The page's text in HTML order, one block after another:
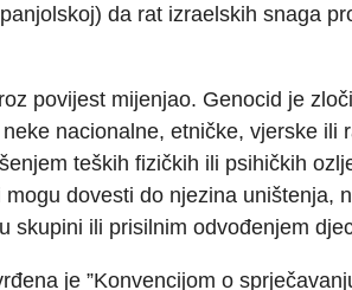
da rat izraelskih snaga
povijest mijenjao. Genocid je
nacionalne, etničke, vjerske ili
teških fizičkih ili psihičkih
dovesti do njezina uništenja,
skupini ili prisilnim odvođenjem
je ”Konvencijom o